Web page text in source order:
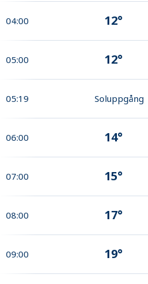
04:00 12°
05:00 12°
05:19 Soluppgång
06:00 14°
07:00 15°
08:00 17°
09:00 19°